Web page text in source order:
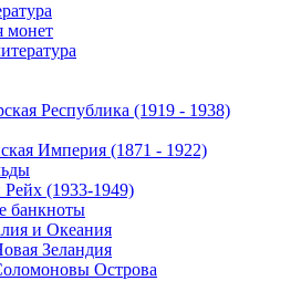
монет
Республика (1919 - 1938)
Империя (1871 - 1922)
Рейх (1933-1949)
банкноты
и Океания
Зеландия
Острова